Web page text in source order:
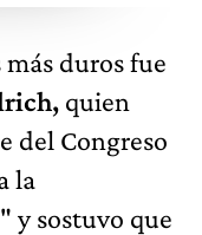
duros fue
quien
del Congreso
la
" y sostuvo que